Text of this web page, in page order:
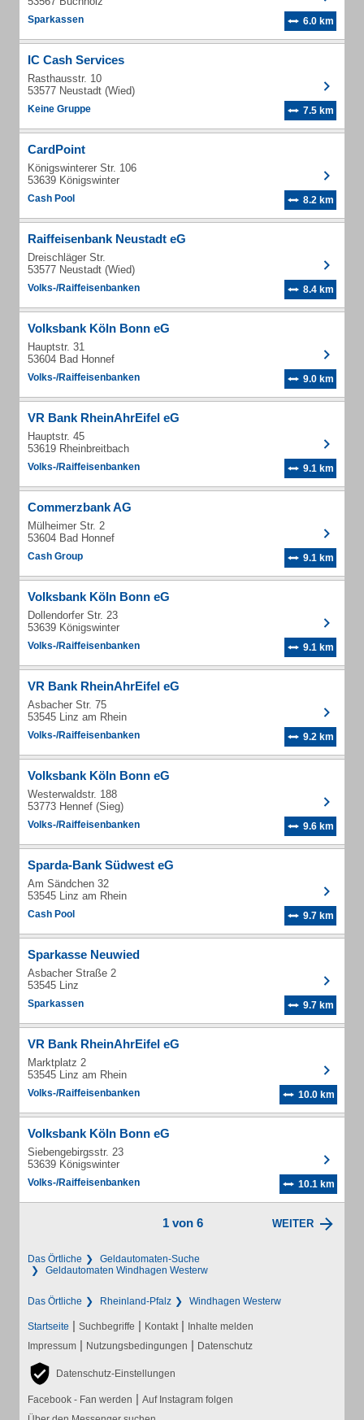
Sparkassen 6.0 km
IC Cash Services
Rasthausstr. 10
53577 Neustadt (Wied)
Keine Gruppe 7.5 km
CardPoint
Königswinterer Str. 106
53639 Königswinter
Cash Pool 8.2 km
Raiffeisenbank Neustadt eG
Dreischläger Str.
53577 Neustadt (Wied)
Volks-/Raiffeisenbanken 8.4 km
Volksbank Köln Bonn eG
Hauptstr. 31
53604 Bad Honnef
Volks-/Raiffeisenbanken 9.0 km
VR Bank RheinAhrEifel eG
Hauptstr. 45
53619 Rheinbreitbach
Volks-/Raiffeisenbanken 9.1 km
Commerzbank AG
Mülheimer Str. 2
53604 Bad Honnef
Cash Group 9.1 km
Volksbank Köln Bonn eG
Dollendorfer Str. 23
53639 Königswinter
Volks-/Raiffeisenbanken 9.1 km
VR Bank RheinAhrEifel eG
Asbacher Str. 75
53545 Linz am Rhein
Volks-/Raiffeisenbanken 9.2 km
Volksbank Köln Bonn eG
Westerwaldstr. 188
53773 Hennef (Sieg)
Volks-/Raiffeisenbanken 9.6 km
Sparda-Bank Südwest eG
Am Sändchen 32
53545 Linz am Rhein
Cash Pool 9.7 km
Sparkasse Neuwied
Asbacher Straße 2
53545 Linz
Sparkassen 9.7 km
VR Bank RheinAhrEifel eG
Marktplatz 2
53545 Linz am Rhein
Volks-/Raiffeisenbanken 10.0 km
Volksbank Köln Bonn eG
Siebengebirgsstr. 23
53639 Königswinter
Volks-/Raiffeisenbanken 10.1 km
1 von 6 WEITER
Das Örtliche
Geldautomaten-Suche
Geldautomaten Windhagen Westerw
Das Örtliche Rheinland-Pfalz Windhagen Westerw
Startseite | Suchbegriffe | Kontakt | Inhalte melden
Impressum | Nutzungsbedingungen | Datenschutz
Datenschutz-Einstellungen
Facebook - Fan werden | Auf Instagram folgen